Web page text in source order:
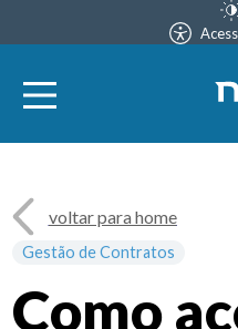
Gestão de Contratos
voltar para home
Como